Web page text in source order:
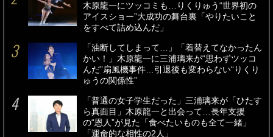
木原龍一にツッコミも…りくりゅう“世界初の
アイスショー”大成功の舞台裏「やりたいこと
をすべて詰め込んだ」
「油断してしまって…」「着替えてなかったん
かい！」木原龍一に三浦璃来が“思わずツッコ
んだ”扇風機事件…引退後も変わらない“りくり
ゅうの関係性”
「普通の女子学生だった」三浦璃来が「ひたす
ら真面目」木原龍一と出会って…長年支援
の“恩人”が見た「食べたいものも全て一緒」
「運命的な相性の2人」